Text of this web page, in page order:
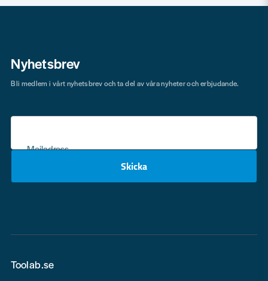
Nyhetsbrev
Mejladress
Skicka
Bli medlem i vårt nyhetsbrev och ta del av våra nyheter och erbjudande.
Toolab.se